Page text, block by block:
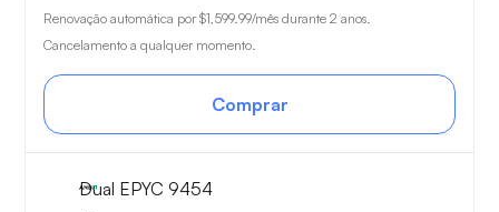
Renovação automática por $1,599.99/mês durante 2 anos.
Cancelamento a qualquer momento.
Comprar
Dual EPYC 9454